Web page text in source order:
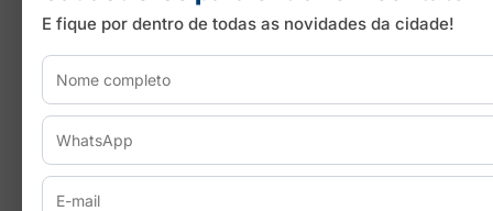
E fique por dentro de todas as novidades da cidade!